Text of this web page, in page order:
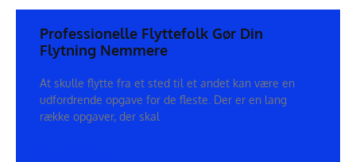
Professionelle Flyttefolk Gør Din
Flytning Nemmere
At skulle flytte fra et sted til et andet kan være en
udfordrende opgave for de fleste. Der er en lang
række opgaver, der skal